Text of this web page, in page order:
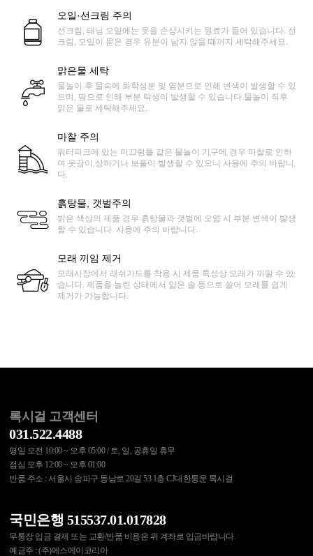
오일·선크림 주의
선크림, 태닝 오일에는 옷을 손상시키는 원료가 들어 있습니다. 선
크림, 오일이 묻은 경우 유분이 남지 않을 때까지 세탁해주세요.
맑은물 세탁
물놀이 후 물속에 화학성분 및 염분으로 인해 변색이 발생할 수 있
으며, 땀으로 인해 부분 탁생이 발생할 수 있습니다.물놀이 직후
맑은 물로 세탁해주세요.
마찰 주의
워터파크에 있는 미끄럼틀 같은 물놀이 기구에 경우 마찰로 인하
여 옷감이 상하거나 보풀이 발생할 수 있으니 사용에 주의 바랍니
다.
흙탕물, 갯벌주의
밝은 색상의 제품 경우 흙탕물과 갯벌에 오염 시 부분 변색이 발생
할 수 있습니다. 사용에 주의 바랍니다.
모래 끼임 제거
모래사장에서 래쉬가드를 착용 시 제품 특성상 모래가 끼일 수 있
습니다. 제품을 늘린 상태에서 얇은 솔 등으로 쓸어 모래를 쉽게
제거가 가능합니다.
록시걸 고객센터
031.522.4488
평일 오전 10:00 ~ 오후 05:00 / 토, 일, 공휴일 휴무
점심 오후 12:00 ~ 오후 01:00
반품 주소 : 서울시 송파구 동남로 20길 53 1층 CJ대한통운 록시걸
국민은행 515537.01.017828
무통장 입금 결제 또는 교환/반품 비용은 위 계좌로 입금바랍니다.
예금주 : (주)에스에이코리아